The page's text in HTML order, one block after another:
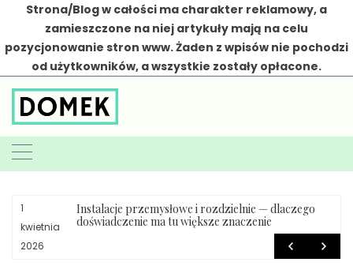
Strona/Blog w całości ma charakter reklamowy, a
zamieszczone na niej artykuły mają na celu
pozycjonowanie stron www. Żaden z wpisów nie pochodzi
od użytkowników, a wszystkie zostały opłacone.
content
1
kwietnia
2026
Instalacje przemysłowe i rozdzielnie — dlaczego
doświadczenie ma tu większe znaczenie